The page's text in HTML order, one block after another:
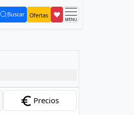
Buscar
(current) Ofertas ❤
Precios